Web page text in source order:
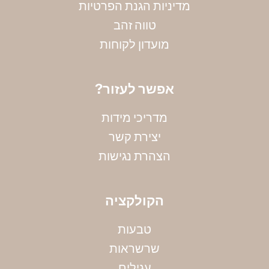
מדידת קוטר צמיד
מדיניות הגנת הפרטיות
טווה זהב
מועדון לקוחות
?אפשר לעזור
מדריכי מידות
יצירת קשר
הצהרת נגישות
הקולקציה
טבעות
שרשראות